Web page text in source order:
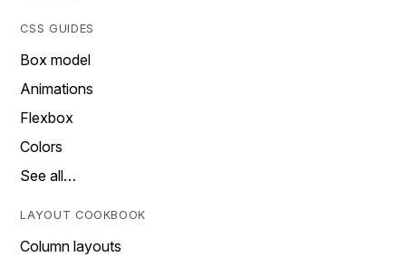
CSS GUIDES
Box model
Animations
Flexbox
Colors
See all…
LAYOUT COOKBOOK
Column layouts